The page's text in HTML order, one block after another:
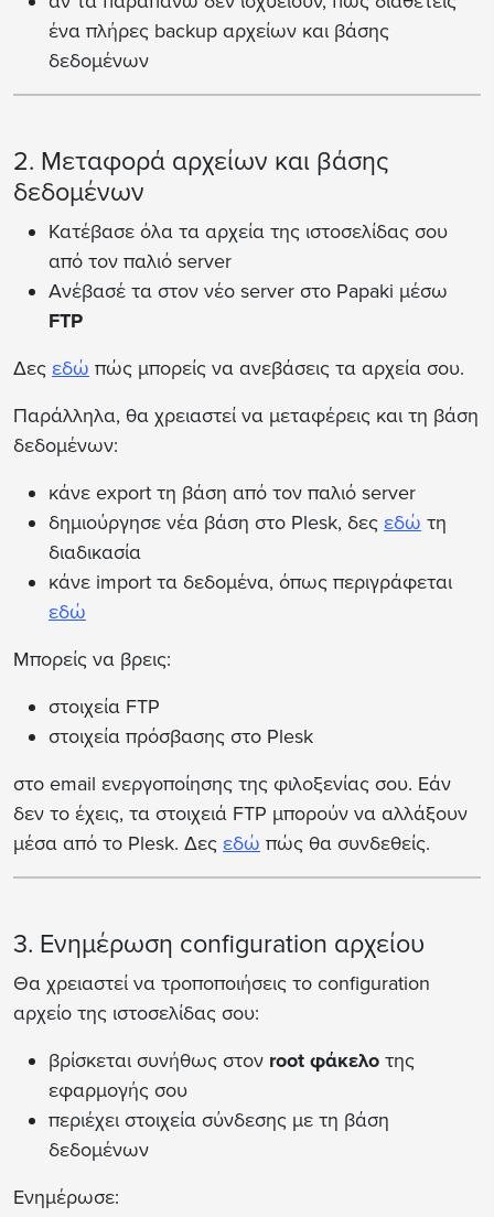
ένα πλήρες backup αρχείων και βάσης
δεδομένων
2. Μεταφορά αρχείων και βάσης
δεδομένων
Κατέβασε όλα τα αρχεία της ιστοσελίδας σου
από τον παλιό server
Ανέβασέ τα στον νέο server στο Papaki μέσω
FTP
Δες εδώ πώς μπορείς να ανεβάσεις τα αρχεία σου.
Παράλληλα, θα χρειαστεί να μεταφέρεις και τη βάση
δεδομένων:
κάνε export τη βάση από τον παλιό server
δημιούργησε νέα βάση στο Plesk, δες εδώ τη
διαδικασία
κάνε import τα δεδομένα, όπως περιγράφεται
εδώ
Μπορείς να βρεις:
στοιχεία FTP
στοιχεία πρόσβασης στο Plesk
στο email ενεργοποίησης της φιλοξενίας σου. Εάν
δεν το έχεις, τα στοιχειά FTP μπορούν να αλλάξουν
μέσα από το Plesk. Δες εδώ πώς θα συνδεθείς.
3. Ενημέρωση configuration αρχείου
Θα χρειαστεί να τροποποιήσεις το configuration
αρχείο της ιστοσελίδας σου:
βρίσκεται συνήθως στον root φάκελο της
εφαρμογής σου
περιέχει στοιχεία σύνδεσης με τη βάση
δεδομένων
Ενημέρωσε: